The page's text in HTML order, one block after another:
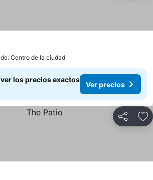
de: Centro de la ciudad
los precios exactos
Ver precios
Compartir